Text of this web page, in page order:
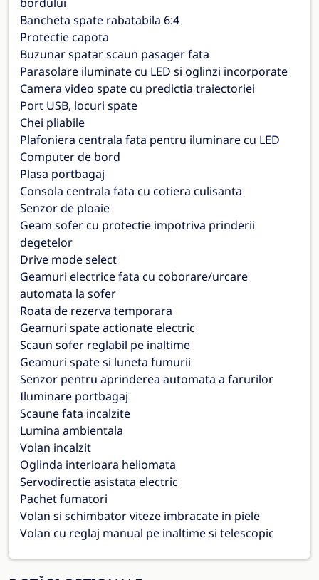
Bancheta spate rabatabila 6:4
Protectie capota
Buzunar spatar scaun pasager fata
Parasolare iluminate cu LED si oglinzi incorporate
Camera video spate cu predictia traiectoriei
Port USB, locuri spate
Chei pliabile
Plafoniera centrala fata pentru iluminare cu LED
Computer de bord
Plasa portbagaj
Consola centrala fata cu cotiera culisanta
Senzor de ploaie
Geam sofer cu protectie impotriva prinderii
degetelor
Drive mode select
Geamuri electrice fata cu coborare/urcare
automata la sofer
Roata de rezerva temporara
Geamuri spate actionate electric
Scaun sofer reglabil pe inaltime
Geamuri spate si luneta fumurii
Senzor pentru aprinderea automata a farurilor
Iluminare portbagaj
Scaune fata incalzite
Lumina ambientala
Volan incalzit
Oglinda interioara heliomata
Servodirectie asistata electric
Pachet fumatori
Volan si schimbator viteze imbracate in piele
Volan cu reglaj manual pe inaltime si telescopic